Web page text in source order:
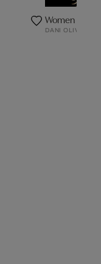
Women Of
DANI OLIVIER